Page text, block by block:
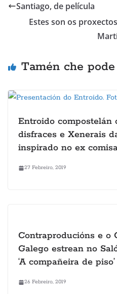
Santiago, de película
Estes son os
Tamén che
Entroido compostelán
disfraces e Xenerais
inspirado no ex
27 Febreiro, 2019
Contraproducións e o
Galego estrean no
‘A compañeira de piso’
26 Febreiro, 2019